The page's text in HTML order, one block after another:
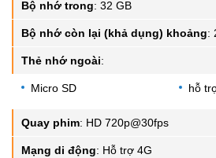
Bộ nhớ trong: 32 GB
Bộ nhớ còn lại (khả dụng) khoảng:
Thẻ nhớ ngoài:
Micro SD hỗ
Quay phim: HD 720p@30fps
Mạng di động: Hỗ trợ 4G